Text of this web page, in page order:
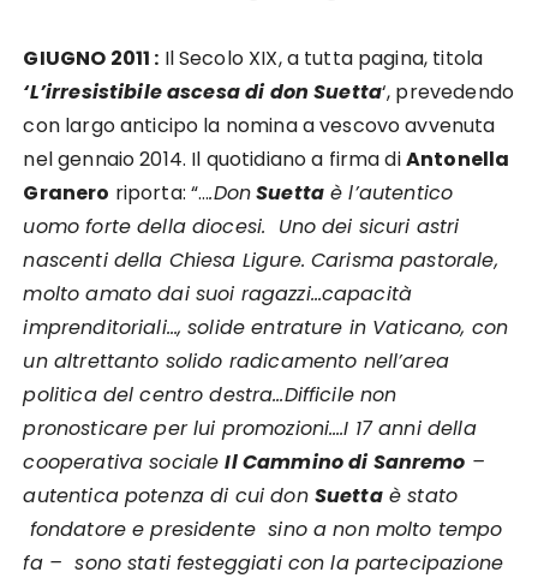
GIUGNO 2011 : Il Secolo XIX, a tutta pagina, titola
‘L’irresistibile ascesa di don Suetta‘, prevedendo
con largo anticipo la nomina a vescovo avvenuta
nel gennaio 2014. Il quotidiano a firma diAntonella
Granero riporta: “….DonSuetta è l’autentico
uomo forte della diocesi. Uno dei sicuri astri
nascenti della Chiesa Ligure. Carisma pastorale,
molto amato dai suoi ragazzi…capacità
imprenditoriali…, solide entrature in Vaticano, con
un altrettanto solido radicamento nell’area
politica del centro destra…Difficile non
pronosticare per lui promozioni….I 17 anni della
cooperativa socialeIl Cammino di Sanremo –
autentica potenza di cui don Suettaè stato
fondatore e presidente sino a non molto tempo
fa – sono stati festeggiati con la partecipazione